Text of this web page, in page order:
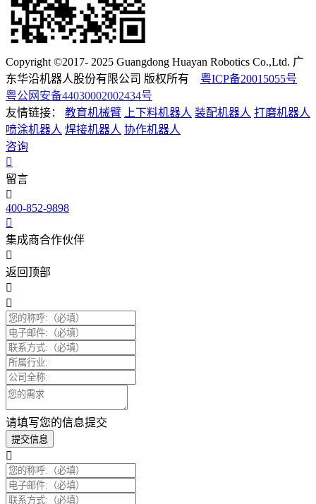
Copyright ©2017- 2025 Guangdong Huayan Robotics Co.,Ltd. 广
东华沿机器人股份有限公司 版权所有 粤ICP备20015055号
粤公网安备44030002002434号
友情链接：
教育机械臂 上下料机器人 装配机器人 打磨机器人
喷涂机器人 焊接机器人 协作机器人
咨询
留言
400-852-9898
集成商合作伙伴
返回顶部
请填写您的信息提交
提交信息